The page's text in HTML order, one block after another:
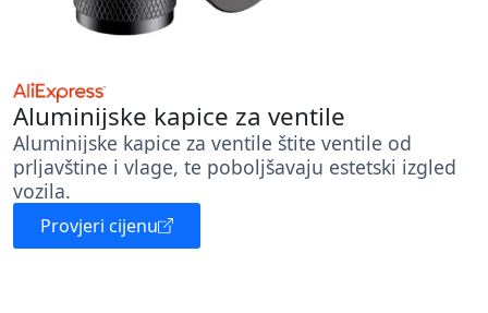
Aluminijske kapice za ventile
Aluminijske kapice za ventile štite ventile od
prljavštine i vlage, te poboljšavaju estetski izgled
vozila.
Provjeri cijenu